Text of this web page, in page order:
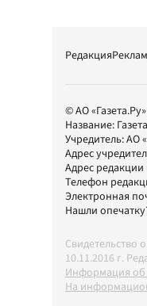
Редакция
© АО
Название:
Учредитель:АО
Адрес
Адрес редакции
Телефон
Электронная
Нашли
10.11.2016 г.
Информация об
На